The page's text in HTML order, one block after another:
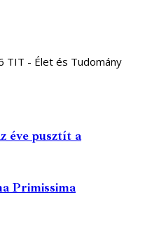
TIT - Élet és Tudomány
éve pusztít a
Primissima